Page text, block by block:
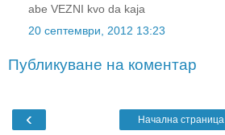
abe VEZNI kvo da kaja
20 септември, 2012 13:23
Публикуване на коментар
‹ Начална страница